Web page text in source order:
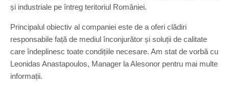
și industriale pe întreg teritoriul României.
Principalul obiectiv al companiei este de a oferi clădiri
responsabile față de mediul înconjurător și soluții de calitate
care îndeplinesc toate condițiile necesare. Am stat de vorbă cu
Leonidas Anastapoulos, Manager la Alesonor pentru mai multe
informații.